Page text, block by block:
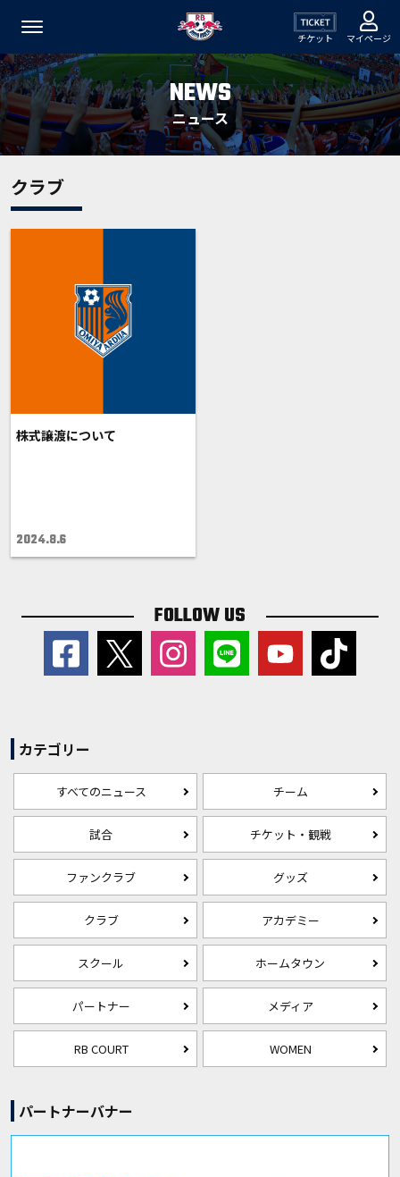
チケット マイページ
NEWS
ニュース
クラブ
株式譲渡について
2024.8.6
FOLLOW US
カテゴリー
すべてのニュース チーム
試合 チケット・観戦
ファンクラブ グッズ
クラブ アカデミー
スクール ホームタウン
パートナー メディア
RB COURT WOMEN
パートナーバナー